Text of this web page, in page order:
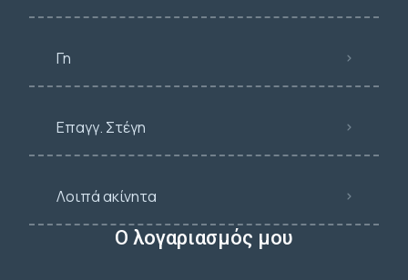
Γη
Επαγγ. Στέγη
Λοιπά ακίνητα
Ο λογαριασμός μου